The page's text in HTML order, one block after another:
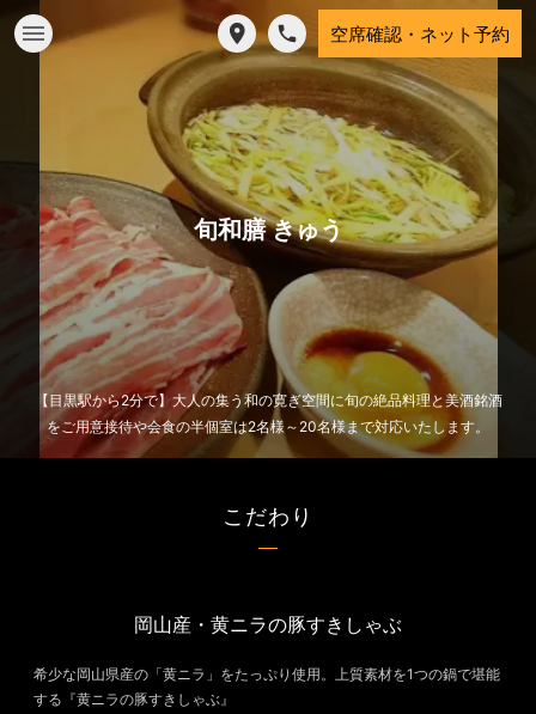
空席確認・ネット予約
旬和膳 きゅう
【目黒駅から2分で】大人の集う和の寛ぎ空間に旬の絶品料理と美酒銘酒
をご用意接待や会食の半個室は2名様～20名様まで対応いたします。
こだわり
岡山産・黄ニラの豚すきしゃぶ
希少な岡山県産の「黄ニラ」をたっぷり使用。上質素材を1つの鍋で堪能
する『黄ニラの豚すきしゃぶ』